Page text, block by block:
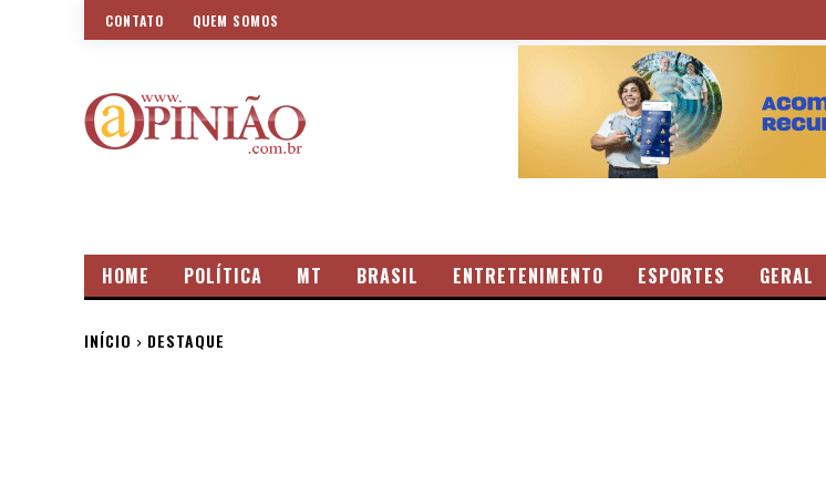
CONTATO QUEM SOMOS
HOME POLÍTICA MT BRASIL ENTRETENIMENTO ESPORTES GERAL
INÍCIO DESTAQUE